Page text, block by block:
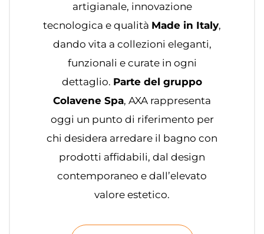
artigianale, innovazione
tecnologica e qualità Made in Italy,
dando vita a collezioni eleganti,
funzionali e curate in ogni
dettaglio. Parte del gruppo
Colavene Spa, AXA rappresenta
oggi un punto di riferimento per
chi desidera arredare il bagno con
prodotti affidabili, dal design
contemporaneo e dall’elevato
valore estetico.